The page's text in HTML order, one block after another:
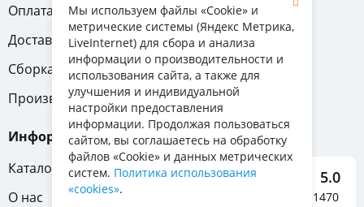
Оплата
Вопрос-ответ
Доставка
Обмен и возврат
Сборка
Гарантия
Производители
Информация
Каталог мебели
О нас
5.0
Отзывы о нас 1470
Мы используем файлы «Cookie» и
метрические системы (Яндекс Метрика,
LiveInternet) для сбора и анализа
информации о производительности и
использования сайта, а также для
улучшения и индивидуальной
настройки предоставления
информации. Продолжая пользоваться
сайтом, вы соглашаетесь на обработку
файлов «Cookie» и данных метрических
систем. Политика использования
«cookies».